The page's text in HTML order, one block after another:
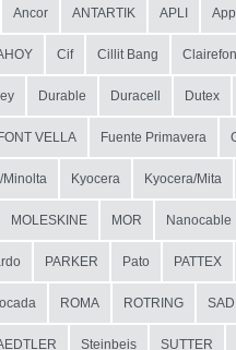
Ancor ANTARTIK APLI
Cif Cillit Bang
Durable Duracell Dutex
FONT VELLA Fuente Primavera
Minolta Kyocera Kyocera/Mita
MOLESKINE MOR Nanocable
PARKER Pato PATTEX
ROMA ROTRING
Steinbeis SUTTER